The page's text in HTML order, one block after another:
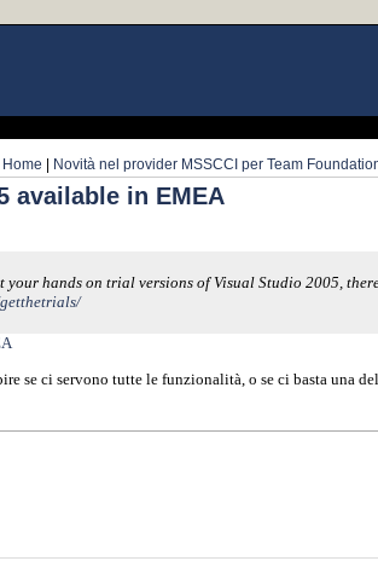
Home | Novità nel provider MSSCCI per Team
available in EMEA
hands on trial versions of Visual Studio 2005,
se ci servono tutte le funzionalità, o se ci basta una